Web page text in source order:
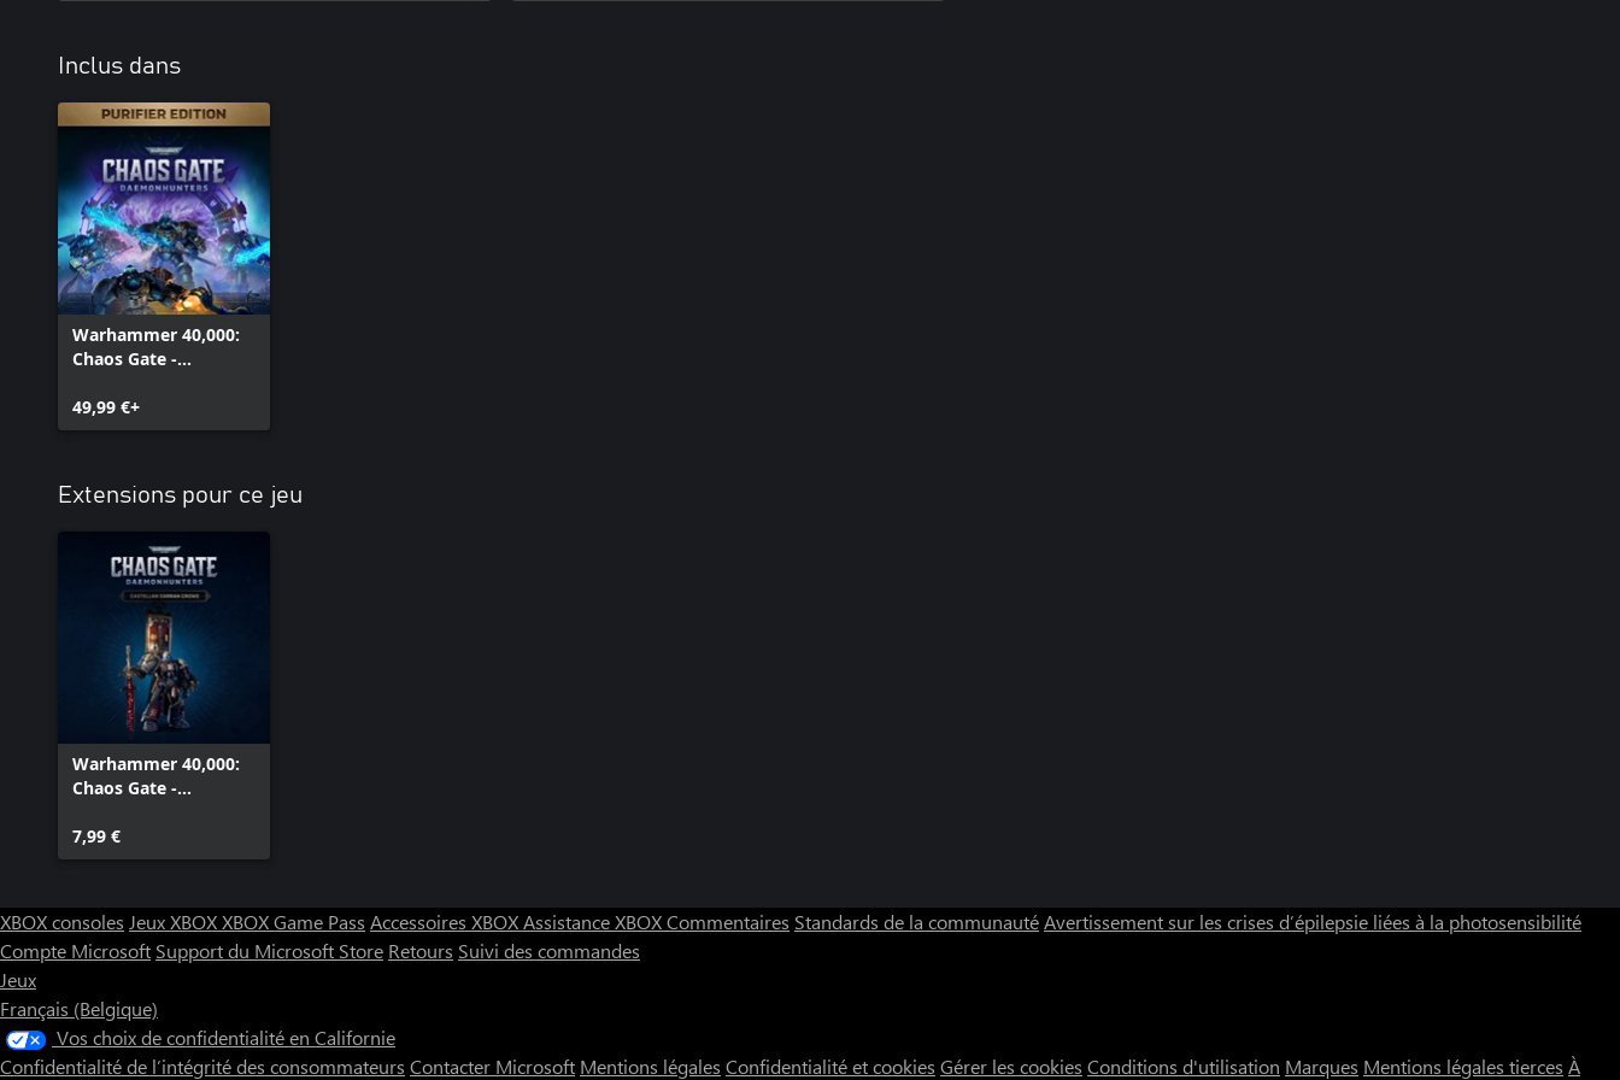
Inclus dans
Warhammer 40,000:
Chaos Gate -
Édition Purificator
49,99 €+
Extensions pour ce jeu
Warhammer 40,000:
Chaos Gate -
Castellan Garran
Crowe
7,99 €
XBOX consoles Jeux XBOXXBOX Game Pass Accessoires XBOXAssistance XBOXCommentaires Standards de la communautéAvertissement sur les crises d’épilepsie liées à la photosensibilité
Compte Microsoft Support du Microsoft Store Retours Suivi des commandes
Jeux
Français (Belgique)
Vos choix de confidentialité en Californie
Confidentialité de l’intégrité des consommateurs Contacter Microsoft Mentions légales Confidentialité et cookies Gérer les cookies Conditions d'utilisation Marques Mentions légales tierces À